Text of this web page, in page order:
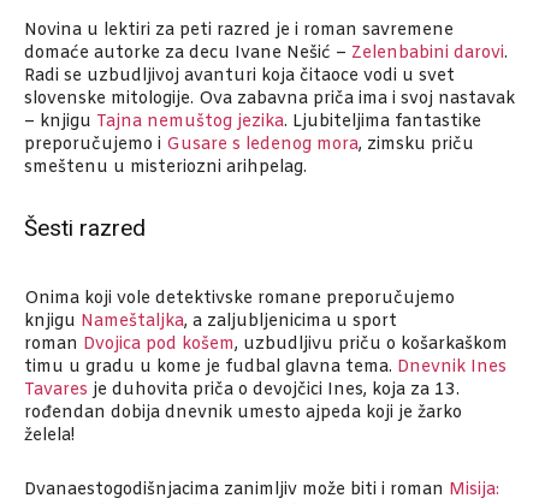
Novina u lektiri za peti razred je i roman savremene
domaće autorke za decu Ivane Nešić – Zelenbabini darovi.
Radi se uzbudljivoj avanturi koja čitaoce vodi u svet
slovenske mitologije. Ova zabavna priča ima i svoj nastavak
– knjigu Tajna nemuštog jezika. Ljubiteljima fantastike
preporučujemo i Gusare s ledenog mora, zimsku priču
smeštenu u misteriozni arihpelag.
Šesti razred
Onima koji vole detektivske romane preporučujemo
knjigu Nameštaljka, a zaljubljenicima u sport
roman Dvojica pod košem, uzbudljivu priču o košarkaškom
timu u gradu u kome je fudbal glavna tema. Dnevnik Ines
Tavares je duhovita priča o devojčici Ines, koja za 13.
rođendan dobija dnevnik umesto ajpeda koji je žarko
želela!
Dvanaestogodišnjacima zanimljiv može biti i roman Misija: